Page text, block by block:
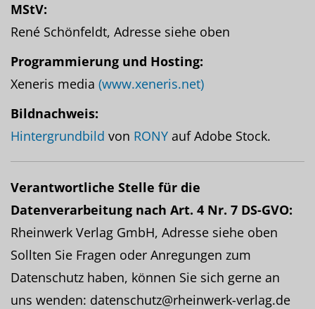
MStV:
René Schönfeldt, Adresse siehe oben
Programmierung und Hosting:
Xeneris media (www.xeneris.net)
Bildnachweis:
Hintergrundbild von RONY auf Adobe Stock.
Verantwortliche Stelle für die
Datenverarbeitung nach Art. 4 Nr. 7 DS-GVO:
Rheinwerk Verlag GmbH, Adresse siehe oben
Sollten Sie Fragen oder Anregungen zum
Datenschutz haben, können Sie sich gerne an
uns wenden: datenschutz@rheinwerk-verlag.de